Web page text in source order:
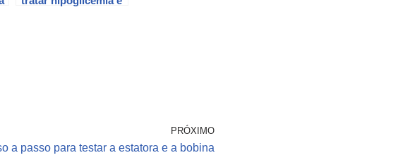
PRÓXIMO
a passo para testar a estatora e a bobina